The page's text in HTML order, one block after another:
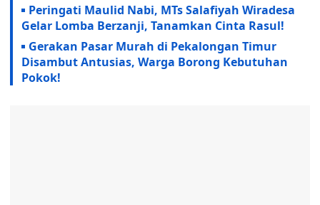
Peringati Maulid Nabi, MTs Salafiyah Wiradesa
Gelar Lomba Berzanji, Tanamkan Cinta Rasul!
Gerakan Pasar Murah di Pekalongan Timur
Disambut Antusias, Warga Borong Kebutuhan
Pokok!